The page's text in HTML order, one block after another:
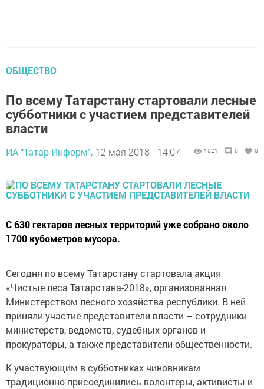
ОБЩЕСТВО
По всему Татарстану стартовали лесные
субботники с участием представителей
власти
ИА "Татар-Информ", 12 мая 2018 - 14:07 1521 0 0
С 630 гектаров лесных территорий уже собрано около
1700 кубометров мусора.
Сегодня по всему Татарстану стартовала акция
«Чистые леса Татарстана-2018», организованная
Министерством лесного хозяйства республики. В ней
приняли участие представители власти – сотрудники
министерств, ведомств, судебных органов и
прокураторы, а также представители общественности.
К участвующим в субботниках чиновникам
традиционно присоединились волонтеры, активисты и